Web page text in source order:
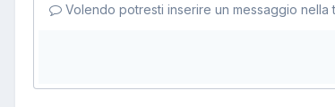
Volendo potresti inserire un messaggio nella